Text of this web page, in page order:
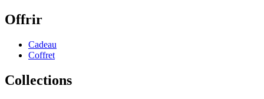
Offrir
Cadeau
Coffret
Collections